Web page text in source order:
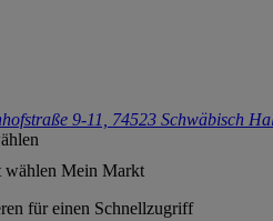
9-11, 74523 Schwäbisch
Mein Markt
für einen Schnellzugriff